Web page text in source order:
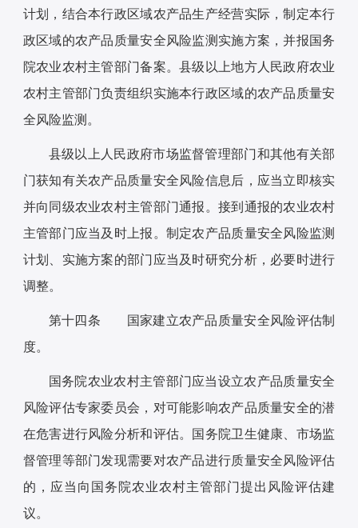
计划，结合本行政区域农产品生产经营实际，制定本行
政区域的农产品质量安全风险监测实施方案，并报国务
院农业农村主管部门备案。县级以上地方人民政府农业
农村主管部门负责组织实施本行政区域的农产品质量安
全风险监测。
县级以上人民政府市场监督管理部门和其他有关部
门获知有关农产品质量安全风险信息后，应当立即核实
并向同级农业农村主管部门通报。接到通报的农业农村
主管部门应当及时上报。制定农产品质量安全风险监测
计划、实施方案的部门应当及时研究分析，必要时进行
调整。
第十四条 国家建立农产品质量安全风险评估制
度。
国务院农业农村主管部门应当设立农产品质量安全
风险评估专家委员会，对可能影响农产品质量安全的潜
在危害进行风险分析和评估。国务院卫生健康、市场监
督管理等部门发现需要对农产品进行质量安全风险评估
的，应当向国务院农业农村主管部门提出风险评估建
议。